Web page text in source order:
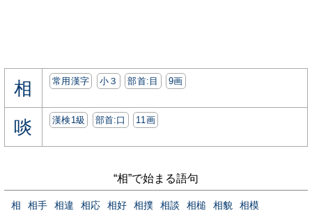
相 常用漢字 小３ 部首:⽬ 9画
啖 漢検1級 部首:⼝ 11画
“相”で始まる語句
相 相手 相違 相応 相好 相撲 相談 相槌 相貌 相模